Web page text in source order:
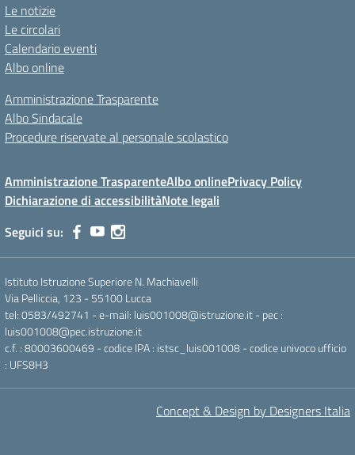
Le notizie
Le circolari
Calendario eventi
Albo online
Amministrazione Trasparente
Albo Sindacale
Procedure riservate al personale scolastico
Amministrazione TrasparenteAlbo onlinePrivacy Policy
Dichiarazione di accessibilitàNote legali
Seguici su:
Istituto Istruzione Superiore N. Machiavelli
Via Pelliccia, 123 - 55100 Lucca
tel: 0583/492741 - e-mail: luis001008@istruzione.it - pec :
luis001008@pec.istruzione.it
c.f. : 80003600469 - codice IPA : istsc_luis001008 - codice univoco ufficio
: UFS8H3
Concept & Design by Designers Italia